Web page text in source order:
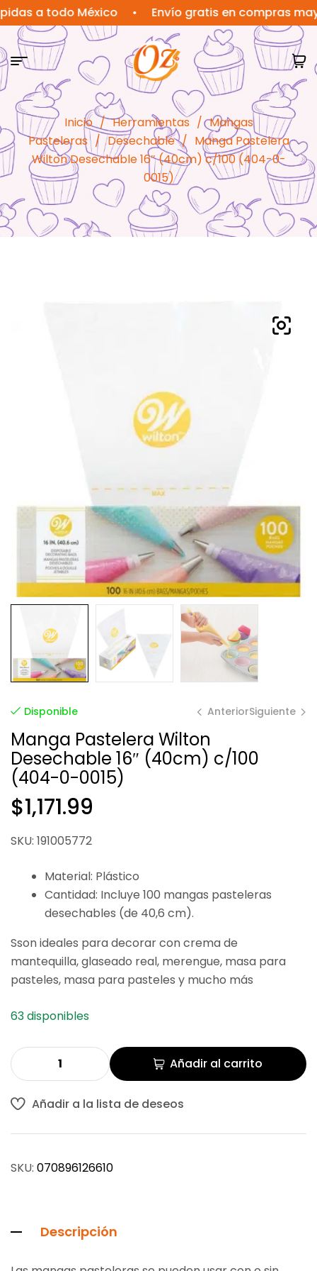
todo México • Envío gratis en compras mayores
Inicio / Herramientas / Mangas
Pasteleras / Desechable / Manga Pastelera
Wilton Desechable 16″ (40cm) c/100 (404-0-
0015)
Disponible Anterior
$ 487.20
Siguiente
$ 3.55
Manga Pastelera Wilton
Desechable 16″ (40cm) c/100
(404-0-0015)
$1,171.99
SKU: 191005772
Material: Plástico
Cantidad: Incluye 100 mangas pasteleras
desechables (de 40,6 cm).
Sson ideales para decorar con crema de
mantequilla, glaseado real, merengue, masa para
pasteles, masa para pasteles y mucho más
63 disponibles
Añadir al carrito
Añadir a la lista de deseos
SKU: 070896126610
Descripción